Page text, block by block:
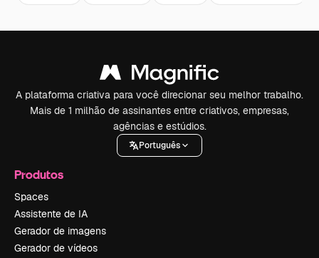
A plataforma criativa para você direcionar seu melhor trabalho.
Mais de 1 milhão de assinantes entre criativos, empresas,
agências e estúdios.
Português
Produtos
Spaces
Assistente de IA
Gerador de imagens
Gerador de vídeos